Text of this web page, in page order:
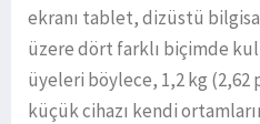
ekranı tablet, dizüstü
üzere dört farklı biçimde
üyeleri böylece, 1,2 kg (2,62
küçük cihazı kendi